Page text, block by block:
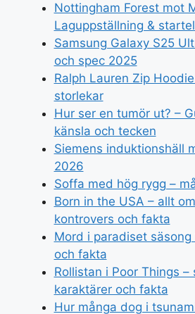
Nottingham Forest mot
Laguppställning &
Samsung Galaxy S25
och spec 2025
Ralph Lauren Zip
storlekar
Hur ser en tumör ut? –
känsla och tecken
Siemens induktionshäll
2026
Soffa med hög rygg –
Born in the USA – allt
kontrovers och fakta
Mord i paradiset
och fakta
Rollistan i Poor Things –
karaktärer och fakta
Hur många dog i